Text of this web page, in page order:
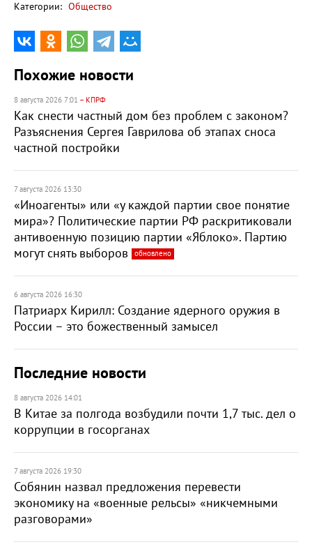
Категории: Общество
Похожие новости
8 августа 2026 7:01 – КПРФ
Как снести частный дом без проблем с законом?
Разъяснения Сергея Гаврилова об этапах сноса
частной постройки
7 августа 2026 13:30
«Иноагенты» или «у каждой партии свое понятие
мира»? Политические партии РФ раскритиковали
антивоенную позицию партии «Яблоко». Партию
могут снять выборов
обновлено
6 августа 2026 16:30
Патриарх Кирилл: Создание ядерного оружия в
России – это божественный замысел
Последние новости
8 августа 2026 14:01
В Китае за полгода возбудили почти 1,7 тыс. дел о
коррупции в госорганах
7 августа 2026 19:30
Собянин назвал предложения перевести
экономику на «военные рельсы» «никчемными
разговорами»